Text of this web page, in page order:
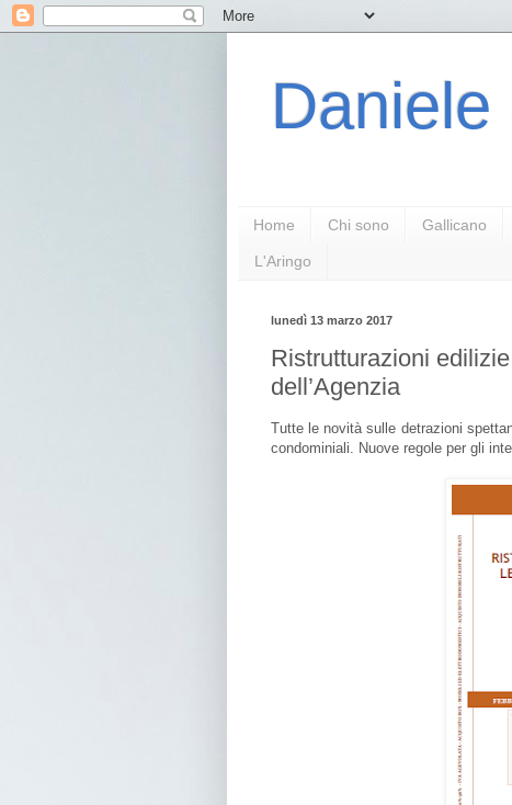
Home Chi sono Gallicano
L'Aringo
lunedì 13 marzo 2017
Ristrutturazioni
dell’Agenzia
Tutte le novità sulle detrazioni
condominiali. Nuove regole per gli